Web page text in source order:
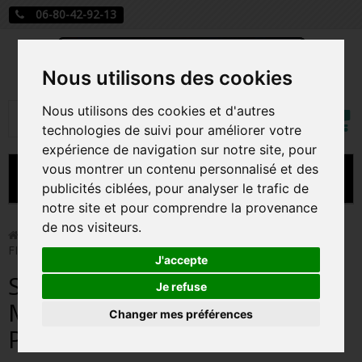
Nous utilisons des cookies
Nous utilisons des cookies et d'autres
technologies de suivi pour améliorer votre
expérience de navigation sur notre site, pour
vous montrer un contenu personnalisé et des
publicités ciblées, pour analyser le trafic de
notre site et pour comprendre la provenance
de nos visiteurs.
J'accepte
Je refuse
Changer mes préférences
06-80-42-92-13
Rechercher
Mon
MENU
CARTE A JOUER
PRÉCOMMANDE FIGURINES POP
FIGURINES POP MANGA
FIGURINES POP DISNEY
FIGURINES POP MARVEL
Funko Pop! > SHAWN MENDES / SHAWN MENDES /
FIGURINE FUNKO POP
SHAWN MENDES / SHAWN
MENDES / FIGURINE FUNKO
POP